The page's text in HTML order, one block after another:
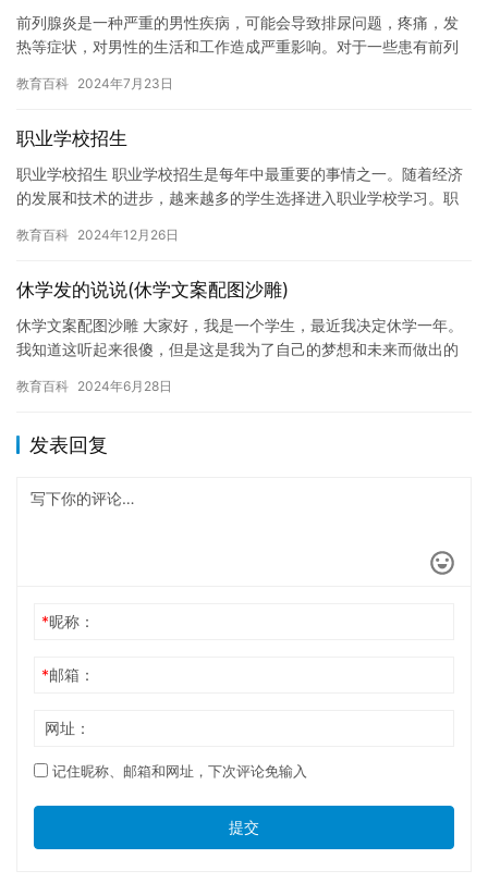
前列腺炎是一种严重的男性疾病，可能会导致排尿问题，疼痛，发
热等症状，对男性的生活和工作造成严重影响。对于一些患有前列
前列…
教育百科 2024年7月23日
职业学校招生
职业学校招生 职业学校招生是每年中最重要的事情之一。随着经济
的发展和技术的进步，越来越多的学生选择进入职业学校学习。职
的贡…
教育百科 2024年12月26日
休学发的说说(休学文案配图沙雕)
休学文案配图沙雕 大家好，我是一个学生，最近我决定休学一年。
我知道这听起来很傻，但是这是我为了自己的梦想和未来而做出的
一…
教育百科 2024年6月28日
发表回复
*昵称：
*邮箱：
网址：
记住昵称、邮箱和网址，下次评论免输入
提交